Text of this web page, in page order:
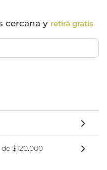
cercana y retirá gratis
$120.000